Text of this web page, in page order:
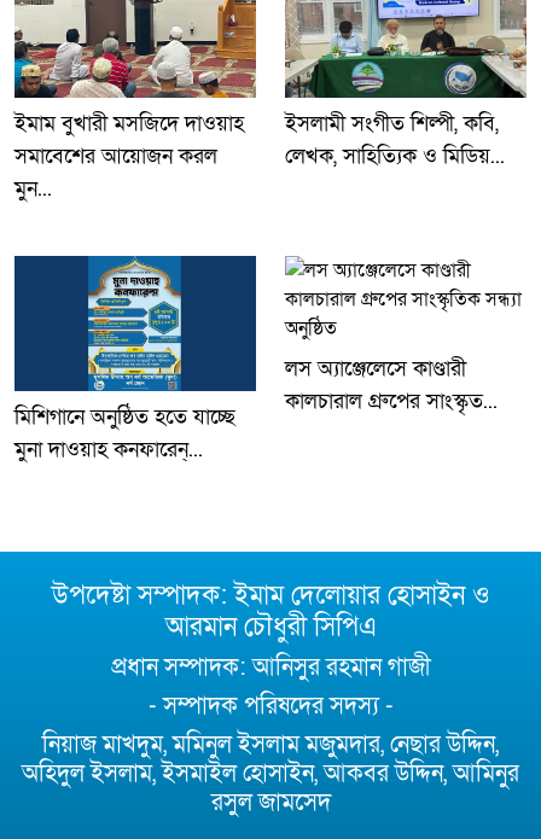
ইমাম বুখারী মসজিদে দাওয়াহ
সমাবেশের আয়োজন করল
মুন...
ইসলামী সংগীত শিল্পী, কবি,
লেখক, সাহিত্যিক ও মিডিয়...
মিশিগানে অনুষ্ঠিত হতে যাচ্ছে
মুনা দাওয়াহ কনফারেন্...
লস অ্যাঞ্জেলেসে কাণ্ডারী
কালচারাল গ্রুপের সাংস্কৃত...
উপদেষ্টা সম্পাদক: ইমাম দেলোয়ার হোসাইন ও
আরমান চৌধুরী সিপিএ
প্রধান সম্পাদক: আনিসুর রহমান গাজী
- সম্পাদক পরিষদের সদস্য -
নিয়াজ মাখদুম, মমিনুল ইসলাম মজুমদার, নেছার উদ্দিন,
অহিদুল ইসলাম, ইসমাইল হোসাইন, আকবর উদ্দিন, আমিনুর
রসুল জামসেদ